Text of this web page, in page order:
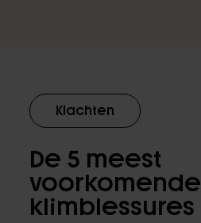
Klachten
De 5 meest
voorkomende
klimblessures